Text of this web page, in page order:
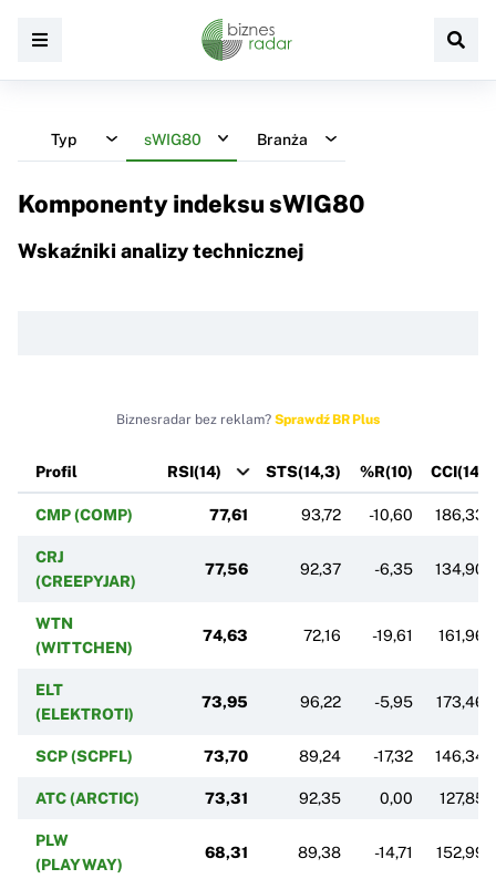
Typ sWIG80 Branża
Komponenty indeksusWIG80
Wskaźniki analizy technicznej
Biznesradar bez reklam? Sprawdź BR Plus
Profil RSI(14) STS(14,3) %R(10) CCI(14)
CMP (COMP) 77,61 93,72 -10,60 186,33
CRJ
(CREEPYJAR)
77,56 92,37 -6,35 134,90
WTN
(WITTCHEN)
74,63 72,16 -19,61 161,96
ELT
(ELEKTROTI)
73,95 96,22 -5,95 173,46
SCP (SCPFL) 73,70 89,24 -17,32 146,34
ATC (ARCTIC) 73,31 92,35 0,00 127,85
PLW
(PLAYWAY)
68,31 89,38 -14,71 152,99